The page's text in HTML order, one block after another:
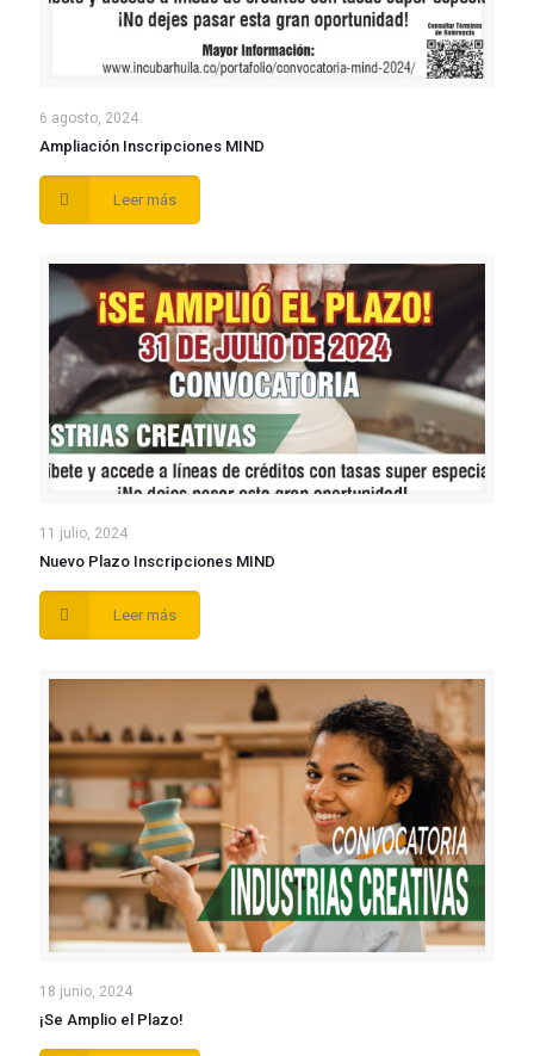
6 agosto, 2024
Ampliación Inscripciones MIND
Leer más
11 julio, 2024
Nuevo Plazo Inscripciones MIND
Leer más
18 junio, 2024
¡Se Amplio el Plazo!